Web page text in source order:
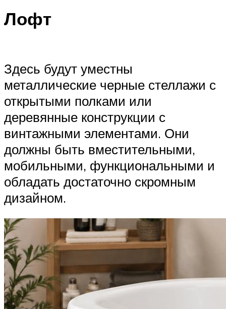
Лофт
Здесь будут уместны
металлические черные стеллажи с
открытыми полками или
деревянные конструкции с
винтажными элементами. Они
должны быть вместительными,
мобильными, функциональными и
обладать достаточно скромным
дизайном.